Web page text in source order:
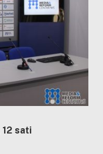
sati